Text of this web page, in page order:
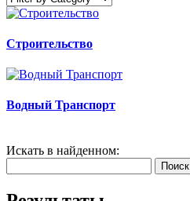
Строительство
Водный Транспорт
Искать в найденном:
Поиск